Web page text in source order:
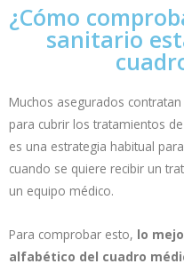
¿Cómo
sanitario
Muchos asegurados
para cubrir los tratamientos
es una estrategia habitual
cuando se quiere recibir un
un equipo médico.
Para comprobar esto, lo
alfabético del cuadro